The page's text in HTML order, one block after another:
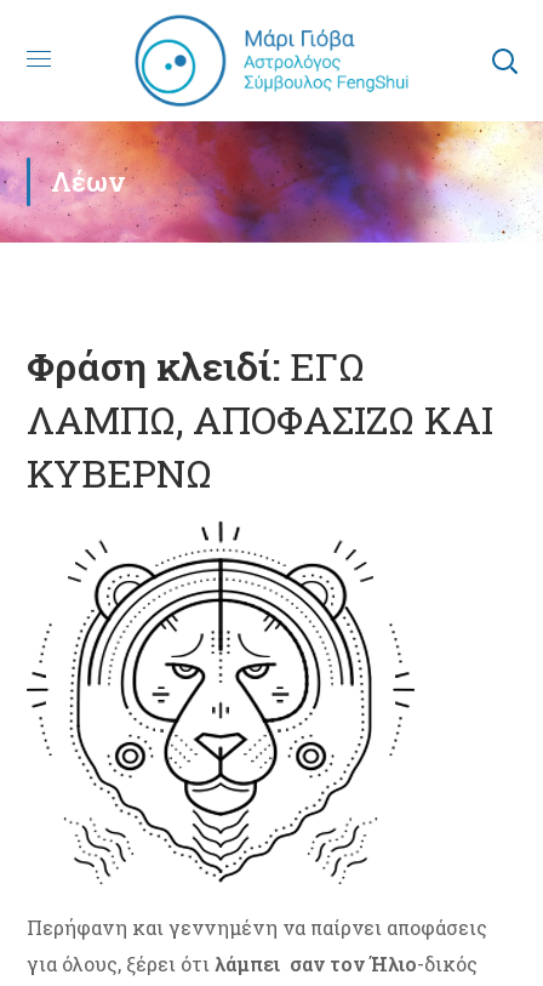
Λέων
Φράση κλειδί: ΕΓΩ
ΛΑΜΠΩ, ΑΠΟΦΑΣΙΖΩ ΚΑΙ
ΚΥΒΕΡΝΩ
Περήφανη και γεννημένη να παίρνει αποφάσεις
για όλους, ξέρει ότι λάμπει σαν τον Ήλιο-δικός